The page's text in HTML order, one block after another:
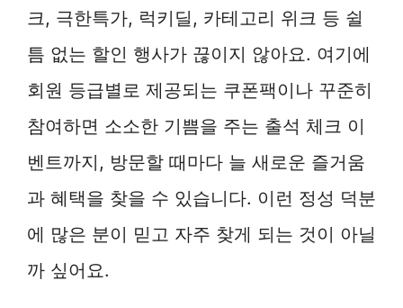
크, 극한특가, 럭키딜, 카테고리 위크 등 쉴
틈 없는 할인 행사가 끊이지 않아요. 여기에
회원 등급별로 제공되는 쿠폰팩이나 꾸준히
참여하면 소소한 기쁨을 주는 출석 체크 이
벤트까지, 방문할 때마다 늘 새로운 즐거움
과 혜택을 찾을 수 있습니다. 이런 정성 덕분
에 많은 분이 믿고 자주 찾게 되는 것이 아닐
까 싶어요.